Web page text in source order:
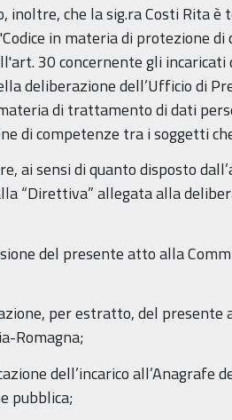
inoltre, che la sig.ra Costi Rita è
in materia di protezione
30 concernente gli
deliberazione dell’Ufficio di
di trattamento di dati
di competenze tra i soggetti
ai sensi di quanto disposto
“Direttiva” allegata alla
del presente atto alla
per estratto, del
Romagna;
dell’incarico
pubblica;